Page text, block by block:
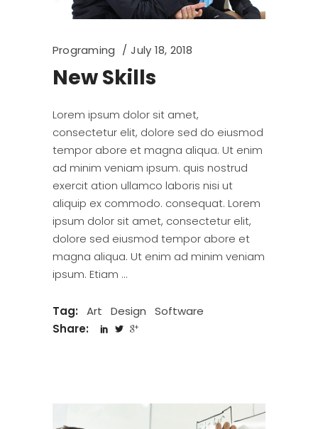
Programing July 18, 2018
New Skills
Lorem ipsum dolor sit amet,
consectetur elit, dolore sed do eiusmod
tempor abore et magna aliqua. Ut enim
ad minim veniam ipsum. quis nostrud
exercit ation ullamco laboris nisi ut
aliquip ex commodo. consequat. Lorem
ipsum dolor sit amet, consectetur elit,
dolore sed eiusmod tempor abore et
magna aliqua. Ut enim ad minim veniam
ipsum. Etiam
Tag: Art Design
Software
Share: